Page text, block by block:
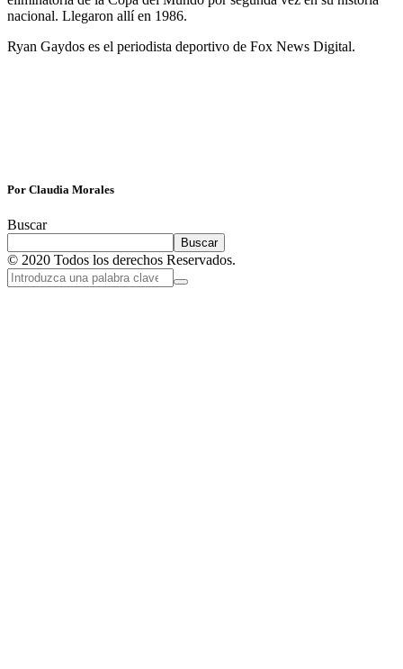
nacional. Llegaron allí en 1986.
Ryan Gaydos es el periodista deportivo de Fox News Digital.
Por Claudia Morales
Buscar
Buscar
© 2020 Todos los derechos Reservados.